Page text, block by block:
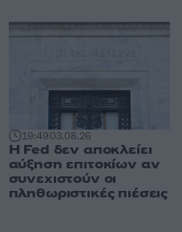
19:4903.08.26
Η Fed δεν αποκλείει
αύξηση επιτοκίων αν
συνεχιστούν οι
πληθωριστικές πιέσεις